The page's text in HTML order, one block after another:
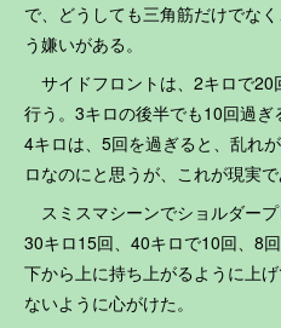
で、どうしても三角筋だけでな
う嫌いがある。
サイドフロントは、2キロで20
行う。3キロの後半でも10回過ぎ
4キロは、5回を過ぎると、乱れ
ロなのにと思うが、これが現実で
スミスマシーンでショルダープ
30キロ15回、40キロで10回、8
下から上に持ち上がるように上
ないように心がけた。